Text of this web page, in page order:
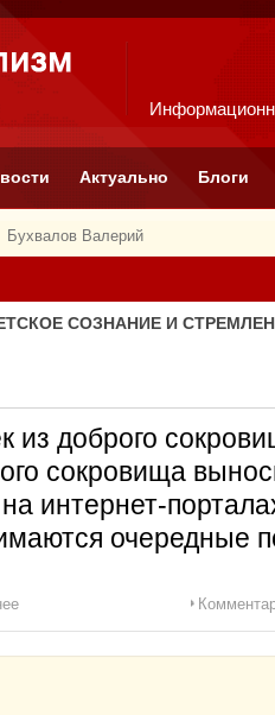
Актуально Блоги
Бухвалов Валерий
СОЗНАНИЕ И
доброго
сокровища
интернет-
очередные